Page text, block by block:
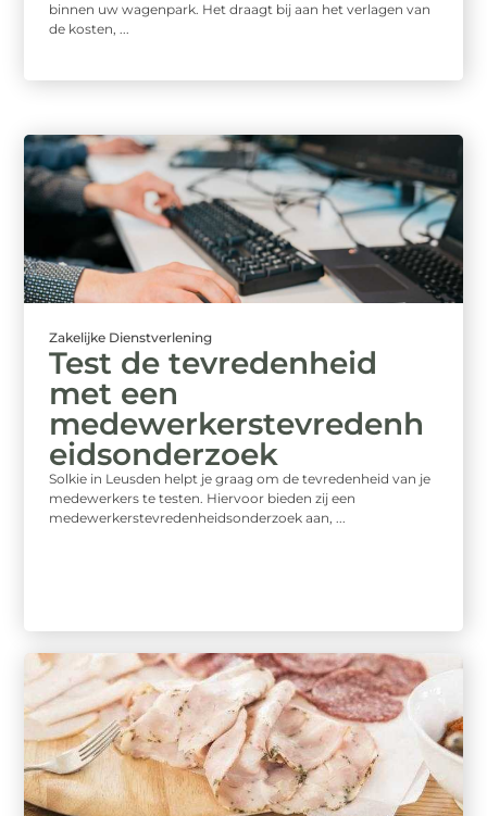
binnen uw wagenpark. Het draagt bij aan het verlagen van
de kosten, ...
Zakelijke Dienstverlening
Test de tevredenheid
met een
medewerkerstevredenh
eidsonderzoek
Solkie in Leusden helpt je graag om de tevredenheid van je
medewerkers te testen. Hiervoor bieden zij een
medewerkerstevredenheidsonderzoek aan, ...